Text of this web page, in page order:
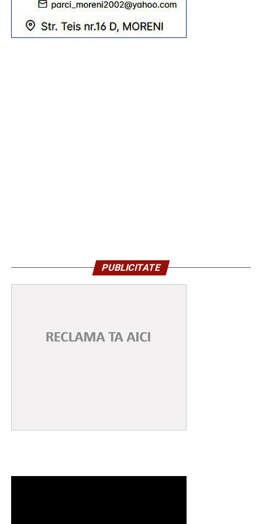
credincioși, din Eparhie, din județele învecinate, dar și din
alte zone ale țării.
Înaltpreasfinția Sa va lansa, la finalul sfintei slujbe,
intermediul tiparului”, precum și broșurile din colecția
au obținut primele locuri la etapa națională a
care au obținut media generală 10 la Examenul de
PUBLICITATE